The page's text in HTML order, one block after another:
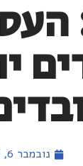
נובמבר 6, 2025